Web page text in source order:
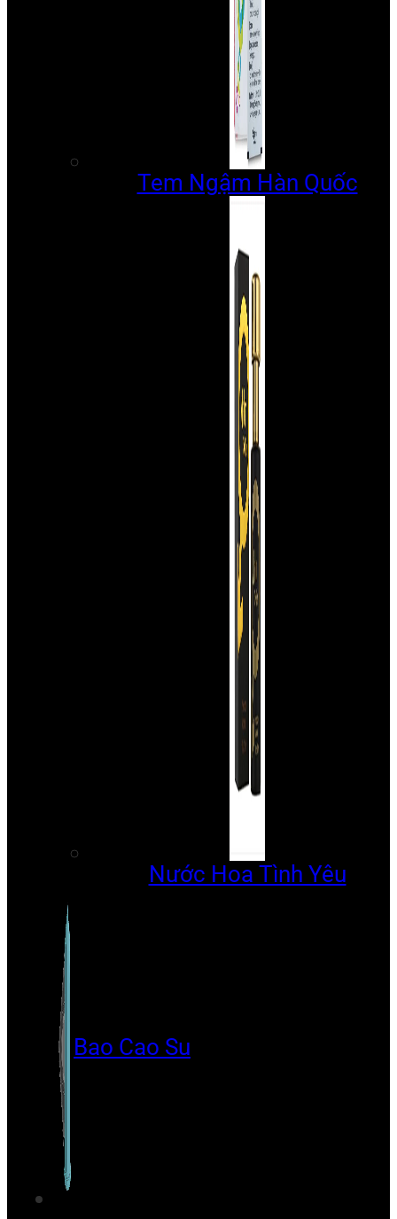
Tem Ngậm Hàn Quốc
Nước Hoa Tình Yêu
Bao Cao Su